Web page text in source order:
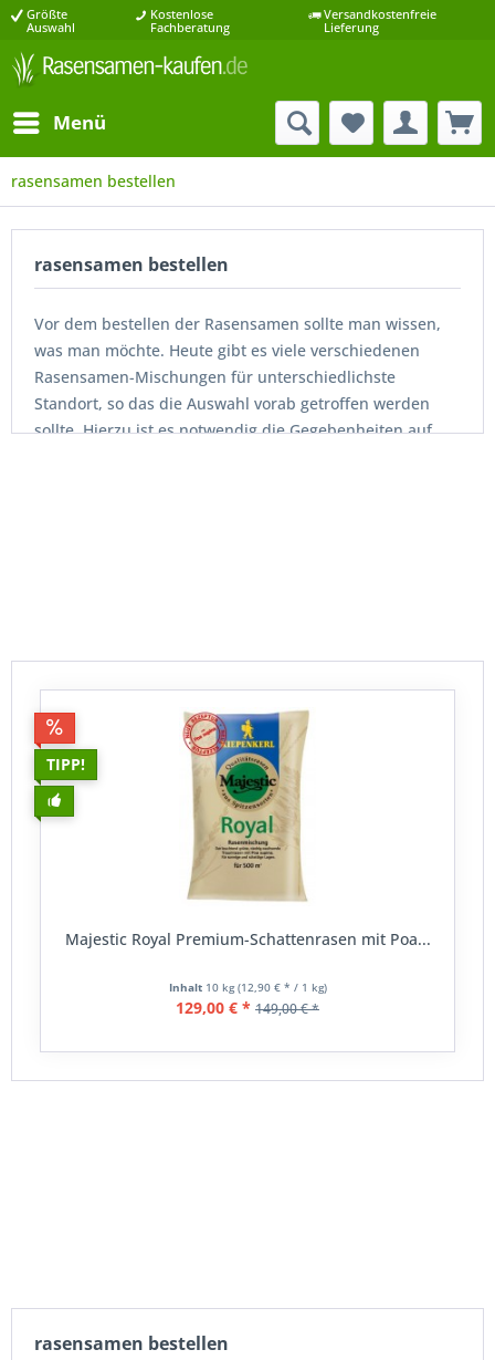
Größte
Auswahl
Kostenlose
Fachberatung
Versandkostenfreie
Lieferung
Menü
rasensamen bestellen
rasensamen bestellen
Vor dem bestellen der Rasensamen sollte man wissen,
was man möchte. Heute gibt es viele verschiedenen
Rasensamen-Mischungen für unterschiedlichste
Standort, so das die Auswahl vorab getroffen werden
sollte. Hierzu ist es notwendig die Gegebenheiten auf
TIPP!
Majestic Royal Premium-Schattenrasen mit Poa...
Inhalt 10 kg(12,90 € * / 1 kg)
129,00 € * 149,00 € *
rasensamen bestellen